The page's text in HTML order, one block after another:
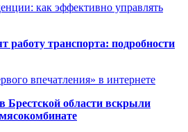
как эффективно управлять
работу транспорта: подробности
впечатления» в интернете
Брестской области вскрыли